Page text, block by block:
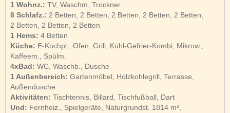
1 Wohnz.: TV, Waschm, Trockner
8 Schlafz.: 2 Betten, 2 Betten, 2 Betten, 2 Betten, 2 Betten,
2 Betten, 2 Betten, 2 Betten
1 Hems: 4 Betten
Küche: E-Kochpl., Ofen, Grill, Kühl-Gefrier-Kombi, Mikrow.,
Kaffeem., Spülm.
4xBad: WC, Waschb., Dusche
1 Außenbereich: Gartenmöbel, Holzkohlegrill, Terrasse,
Außendusche
Aktivitäten: Tischtennis, Billard, Tischfußball, Dart
Und: Fernheiz., Spielgeräte, Naturgrundst. 1814 m²,